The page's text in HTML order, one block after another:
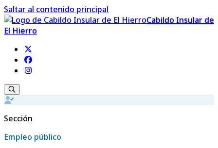
Saltar al contenido principal
Cabildo Insular de
El Hierro
Sección
Empleo público